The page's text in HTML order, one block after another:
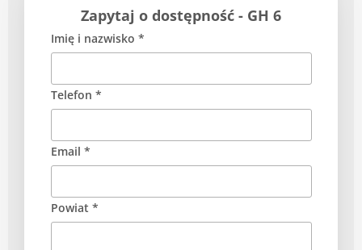
Zapytaj o dostępność - GH 6
Imię i nazwisko *
Telefon *
Email *
Powiat *